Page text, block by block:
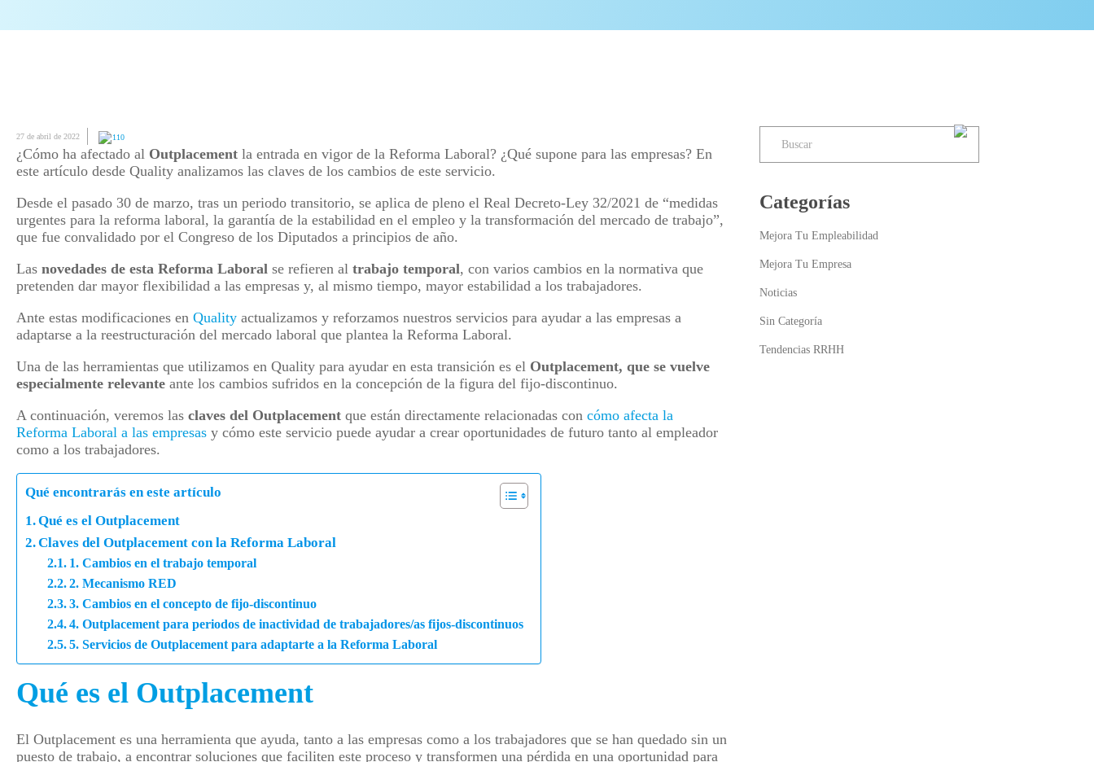
27 de abril de 2022 110
¿Cómo ha afectado al Outplacement la entrada en vigor de la Reforma Laboral? ¿Qué supone para las empresas? En
este artículo desde Quality analizamos las claves de los cambios de este servicio.
Desde el pasado 30 de marzo, tras un periodo transitorio, se aplica de pleno el Real Decreto-Ley 32/2021 de “medidas
urgentes para la reforma laboral, la garantía de la estabilidad en el empleo y la transformación del mercado de trabajo”,
que fue convalidado por el Congreso de los Diputados a principios de año.
Las novedades de esta Reforma Laboral se refieren al trabajo temporal, con varios cambios en la normativa que
pretenden dar mayor flexibilidad a las empresas y, al mismo tiempo, mayor estabilidad a los trabajadores.
Ante estas modificaciones en Quality actualizamos y reforzamos nuestros servicios para ayudar a las empresas a
adaptarse a la reestructuración del mercado laboral que plantea la Reforma Laboral.
Una de las herramientas que utilizamos en Quality para ayudar en esta transición es el Outplacement, que se vuelve
especialmente relevante ante los cambios sufridos en la concepción de la figura del fijo-discontinuo.
A continuación, veremos las claves del Outplacement que están directamente relacionadas con cómo afecta la
Reforma Laboral a las empresas y cómo este servicio puede ayudar a crear oportunidades de futuro tanto al empleador
como a los trabajadores.
Qué encontrarás en este artículo
Qué es el Outplacement
Claves del Outplacement con la Reforma Laboral
1. Cambios en el trabajo temporal
2. Mecanismo RED
3. Cambios en el concepto de fijo-discontinuo
4. Outplacement para periodos de inactividad de trabajadores/as fijos-discontinuos
5. Servicios de Outplacement para adaptarte a la Reforma Laboral
Qué es el Outplacement
El Outplacement es una herramienta que ayuda, tanto a las empresas como a los trabajadores que se han quedado sin un
puesto de trabajo, a encontrar soluciones que faciliten este proceso y transformen una pérdida en una oportunidad para
Categorías
Mejora Tu Empleabilidad
Mejora Tu Empresa
Noticias
Sin Categoría
Tendencias RRHH